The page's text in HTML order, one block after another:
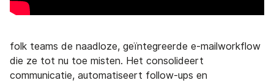
folk teams de naadloze, geïntegreerde e-mailworkflow
die ze tot nu toe misten. Het consolideert
communicatie, automatiseert follow-ups en